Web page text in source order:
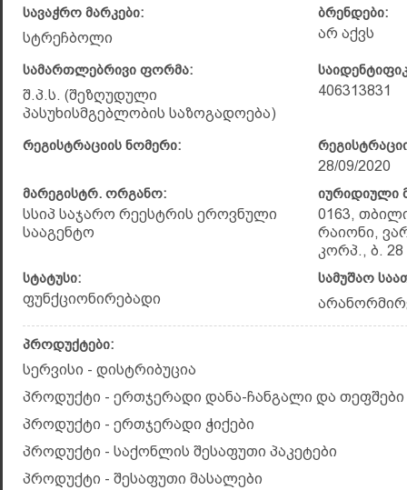
სავაჭრო მარკები:
სტრეჩბოლი
ბრენდები:
არ აქვს
სამართლებრივი ფორმა:
შ.პ.ს. (შეზღუდული
პასუხისმგებლობის საზოგადოება)
406313831
რეგისტრაციის ნომერი:
28/09/2020
მარეგისტრ. ორგანო:
სსიპ საჯარო რეესტრის ეროვნული
სააგენტო
იურიდიული
0163,
რაიონი,
კორპ., ბ. 28
სტატუსი:
ფუნქციონირებადი
სამუშაო
პროდუქტები:
სერვისი - დისტრიბუცია
პროდუქტი - ერთჯერადი დანა-ჩანგალი და თეფშები
პროდუქტი - ერთჯერადი ჭიქები
პროდუქტი - საქონლის შესაფუთი პაკეტები
პროდუქტი - შესაფუთი მასალები